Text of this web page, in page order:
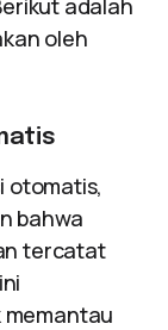
adalah
oleh
otomatis,
bahwa
tercatat